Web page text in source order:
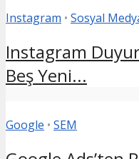
Instagram • Sosyal
Instagram
Beş Yeni...
Google • SEM